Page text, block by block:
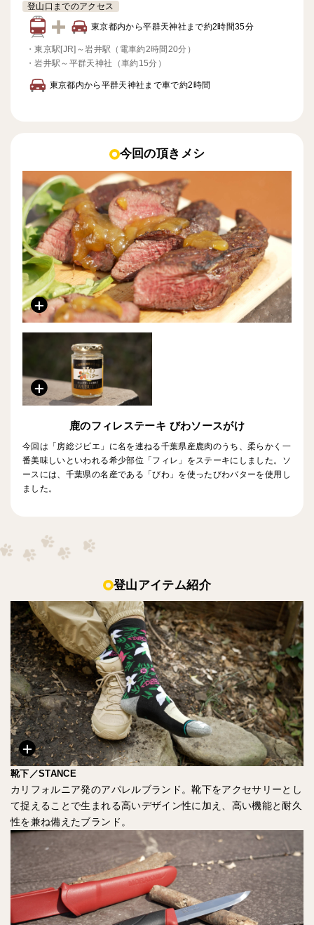
登山口までのアクセス
東京都内から平群天神社まで約2時間35分
・東京駅[JR]～岩井駅（電車約2時間20分）
・岩井駅～平群天神社（車約15分）
東京都内から平群天神社まで車で約2時間
今回の頂きメシ
鹿のフィレステーキ びわソースがけ
今回は「房総ジビエ」に名を連ねる千葉県産鹿肉のうち、柔らかく一
番美味しいといわれる希少部位「フィレ」をステーキにしました。ソ
ースには、千葉県の名産である「びわ」を使ったびわバターを使用し
ました。
登山アイテム紹介
靴下／STANCE
カリフォルニア発のアパレルブランド。靴下をアクセサリーとし
て捉えることで生まれる高いデザイン性に加え、高い機能と耐久
性を兼ね備えたブランド。